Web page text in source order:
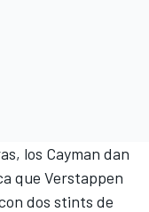
los Cayman dan
que Verstappen
dos stints de